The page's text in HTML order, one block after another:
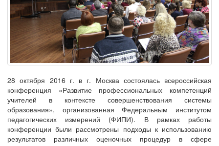
28 октября 2016 г. в г. Москва состоялась всероссийская
конференция «Развитие профессиональных компетенций
учителей в контексте совершенствования системы
образования», организованная Федеральным институтом
педагогических измерений (ФИПИ). В рамках работы
конференции были рассмотрены подходы к использованию
результатов различных оценочных процедур в сфере